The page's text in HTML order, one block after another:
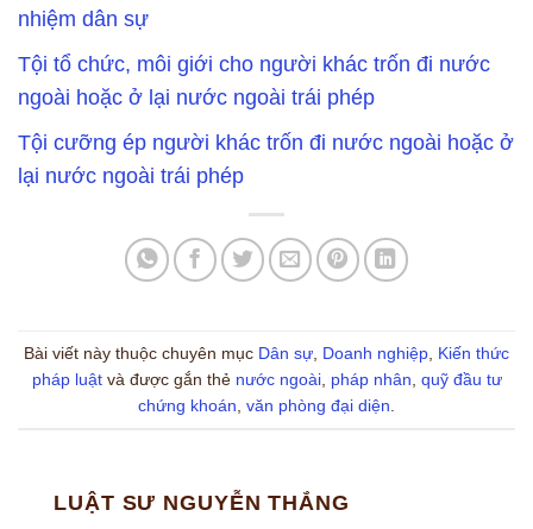
nhiệm dân sự
Tội tổ chức, môi giới cho người khác trốn đi nước
ngoài hoặc ở lại nước ngoài trái phép
Tội cưỡng ép người khác trốn đi nước ngoài hoặc ở
lại nước ngoài trái phép
Bài viết này thuộc chuyên mục Dân sự Doanh nghiệp Kiến thức
pháp luậtvà được gắn thẻ nước ngoài, pháp nhân quỹ đầu tư
chứng khoán văn phòng đại diện
LUẬT SƯ NGUYỄN THẮNG